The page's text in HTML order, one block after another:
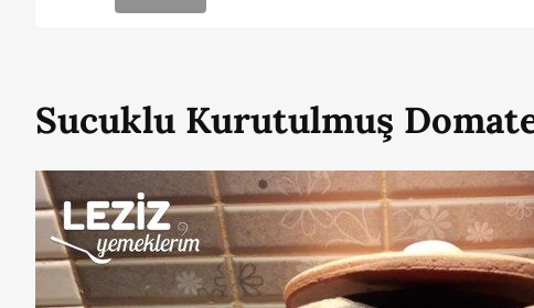
Sucuklu Kurutulmuş